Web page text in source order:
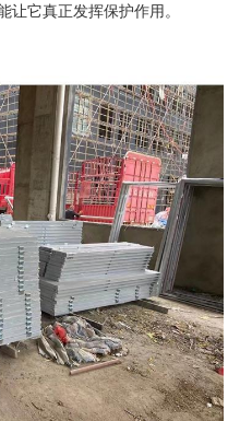
让它真正发挥保护作用。